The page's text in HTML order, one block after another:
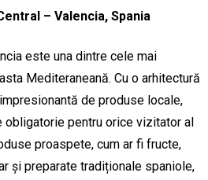
– Valencia, Spania
este una dintre cele mai
Mediteraneană. Cu o arhitectură
de produse locale,
pentru orice vizitator al
proaspete, cum ar fi fructe,
și preparate tradiționale spaniole,